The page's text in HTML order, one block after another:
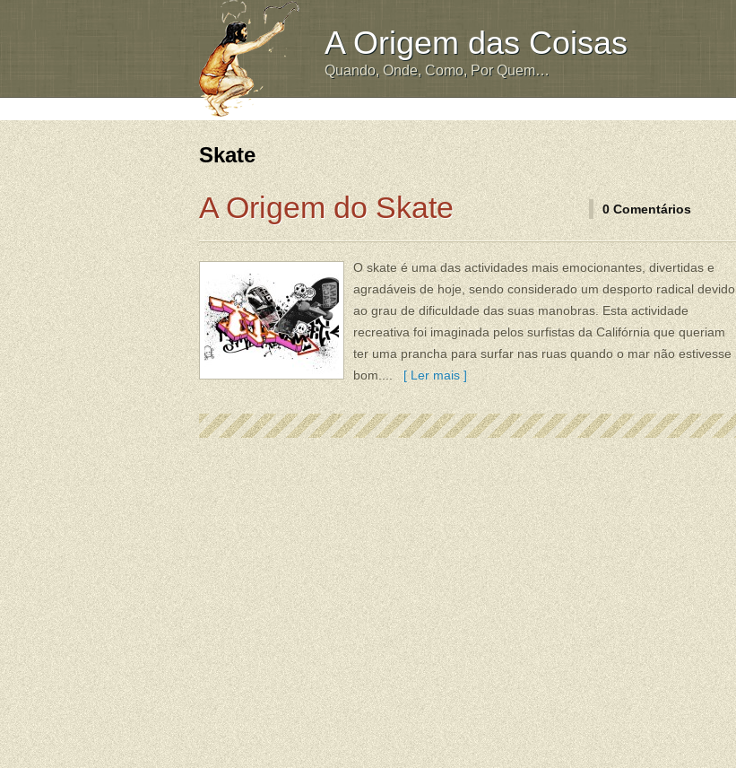
A Origem das Coisas
Quando, Onde, Como, Por Quem…
Skate
A Origem do Skate 0 Comentários
O skate é uma das actividades mais emocionantes, divertidas e
agradáveis de hoje, sendo considerado um desporto radical devido
ao grau de dificuldade das suas manobras. Esta actividade
recreativa foi imaginada pelos surfistas da Califórnia que queriam
ter uma prancha para surfar nas ruas quando o mar não estivesse
bom.... [ Ler mais ]